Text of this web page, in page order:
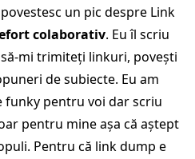
un pic despre Link
colaborativ. Eu îl scriu
mi trimiteți linkuri, povești
de subiecte. Eu am
funky pentru voi dar scriu
pentru mine așa că aștept
Pentru că link dump e